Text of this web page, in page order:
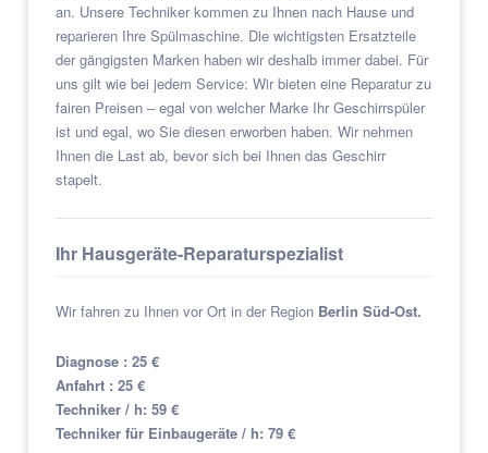
an. Unsere Techniker kommen zu Ihnen nach Hause und
reparieren Ihre Spülmaschine. Die wichtigsten Ersatzteile
der gängigsten Marken haben wir deshalb immer dabei. Für
uns gilt wie bei jedem Service: Wir bieten eine Reparatur zu
fairen Preisen – egal von welcher Marke Ihr Geschirrspüler
ist und egal, wo Sie diesen erworben haben. Wir nehmen
Ihnen die Last ab, bevor sich bei Ihnen das Geschirr
stapelt.
Ihr Hausgeräte-Reparaturspezialist
Wir fahren zu Ihnen vor Ort in der Region Berlin Süd-Ost.
Diagnose : 25 €
Anfahrt : 25 €
Techniker / h: 59 €
Techniker für Einbaugeräte / h: 79 €